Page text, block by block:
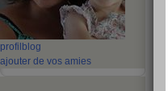
profil blog
ajouter de vos amies